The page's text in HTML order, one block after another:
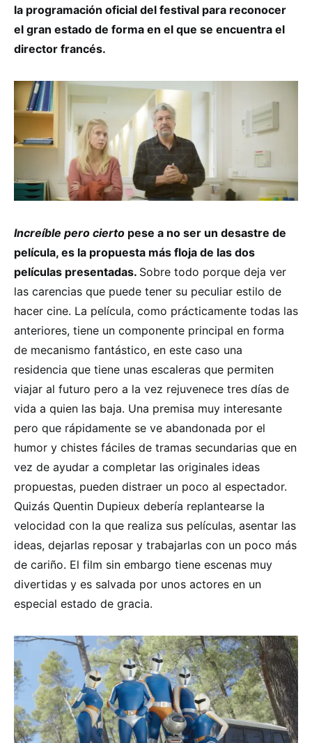
la programación oficial del festival para reconocer
el gran estado de forma en el que se encuentra el
director francés.
Increíble pero cierto pese a no ser un desastre de
película, es la propuesta más floja de las dos
películas presentadas. Sobre todo porque deja ver
las carencias que puede tener su peculiar estilo de
hacer cine. La película, como prácticamente todas las
anteriores, tiene un componente principal en forma
de mecanismo fantástico, en este caso una
residencia que tiene unas escaleras que permiten
viajar al futuro pero a la vez rejuvenece tres días de
vida a quien las baja. Una premisa muy interesante
pero que rápidamente se ve abandonada por el
humor y chistes fáciles de tramas secundarias que en
vez de ayudar a completar las originales ideas
propuestas, pueden distraer un poco al espectador.
Quizás Quentin Dupieux debería replantearse la
velocidad con la que realiza sus películas, asentar las
ideas, dejarlas reposar y trabajarlas con un poco más
de cariño. El film sin embargo tiene escenas muy
divertidas y es salvada por unos actores en un
especial estado de gracia.